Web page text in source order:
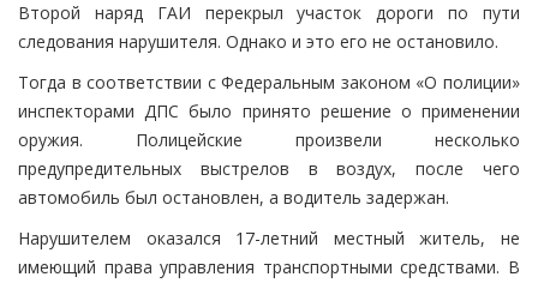
Второй наряд ГАИ перекрыл участок дороги по пути
следования нарушителя. Однако и это его не остановило.
Тогда в соответствии с Федеральным законом «О полиции»
инспекторами ДПС было принято решение о применении
оружия. Полицейские произвели несколько
предупредительных выстрелов в воздух, после чего
автомобиль был остановлен, а водитель задержан.
Нарушителем оказался 17-летний местный житель, не
имеющий права управления транспортными средствами. В